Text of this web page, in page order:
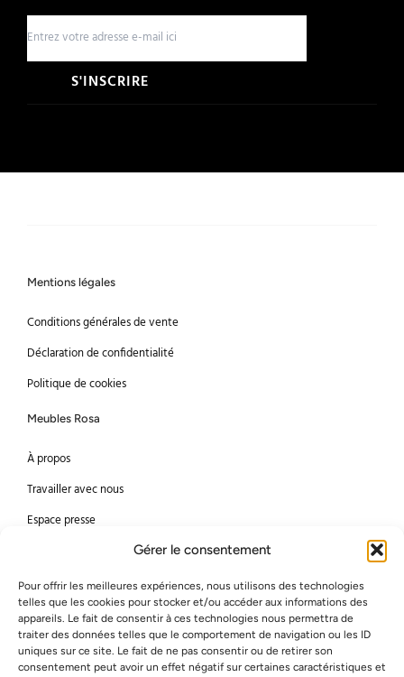
Gérer le consentement
Pour offrir les meilleures expériences, nous utilisons des technologies
telles que les cookies pour stocker et/ou accéder aux informations des
appareils. Le fait de consentir à ces technologies nous permettra de
traiter des données telles que le comportement de navigation ou les ID
uniques sur ce site. Le fait de ne pas consentir ou de retirer son
consentement peut avoir un effet négatif sur certaines caractéristiques et
S'INSCRIRE
Mentions légales
Conditions générales de vente
Déclaration de confidentialité
Politique de cookies
Meubles Rosa
À propos
Travailler avec nous
Espace presse
Méthodes de paiement
Mastercard
Bancontact
Visa
American Express